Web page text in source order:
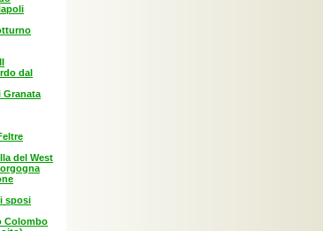
dal
Granata
del West
sposi
Colombo